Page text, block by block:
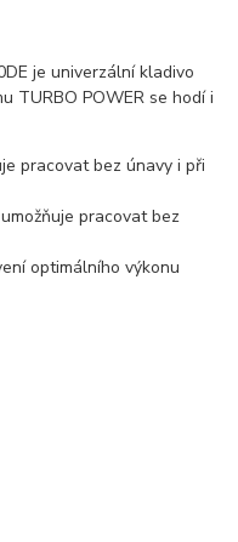
je univerzální kladivo
TURBO POWER se hodí i
pracovat bez únavy i při
pracovat bez
optimálního výkonu